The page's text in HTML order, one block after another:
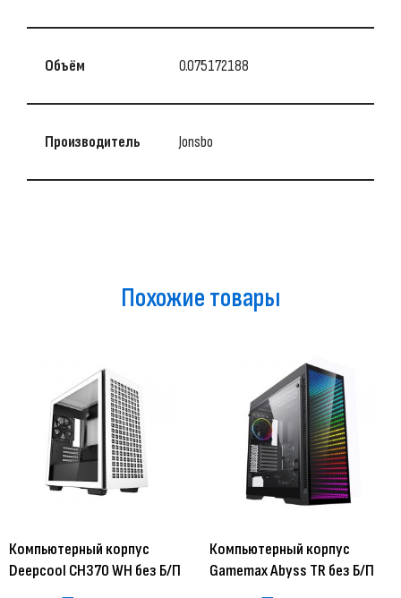
Объём 0.075172188
Производитель Jonsbo
Похожие товары
Компьютерный корпус
Deepcool CH370 WH без Б/П
Компьютерный корпус
Gamemax Abyss TR без Б/П